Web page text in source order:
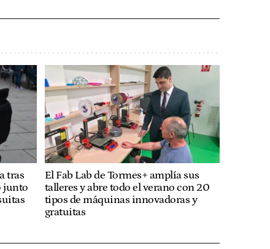
tras
junto
El Fab Lab de Tormes+ amplía sus
talleres y abre todo el verano con 20
tipos de máquinas innovadoras y
gratuitas